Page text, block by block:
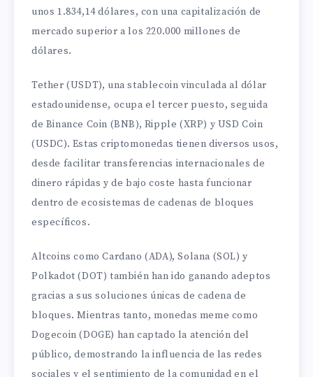
unos 1.834,14 dólares, con una capitalización de
mercado superior a los 220.000 millones de
dólares.
Tether (USDT), una stablecoin vinculada al dólar
estadounidense, ocupa el tercer puesto, seguida
de Binance Coin (BNB), Ripple (XRP) y USD Coin
(USDC). Estas criptomonedas tienen diversos usos,
desde facilitar transferencias internacionales de
dinero rápidas y de bajo coste hasta funcionar
dentro de ecosistemas de cadenas de bloques
específicos.
Altcoins como Cardano (ADA), Solana (SOL) y
Polkadot (DOT) también han ido ganando adeptos
gracias a sus soluciones únicas de cadena de
bloques. Mientras tanto, monedas meme como
Dogecoin (DOGE) han captado la atención del
público, demostrando la influencia de las redes
sociales y el sentimiento de la comunidad en el